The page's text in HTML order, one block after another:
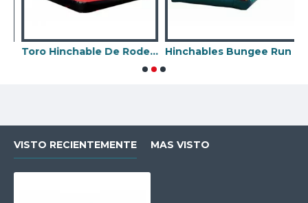
Toro Hinchable De Rodeo Con Correas Hinchables Bungee Run
VISTO RECIENTEMENTE MAS VISTO